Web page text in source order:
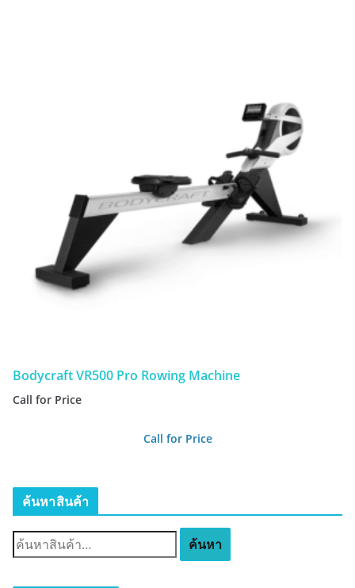
Bodycraft VR500 Pro Rowing Machine
Call for Price
Call for Price
ค้นหาสินค้า
ค้
น
ค้นหา